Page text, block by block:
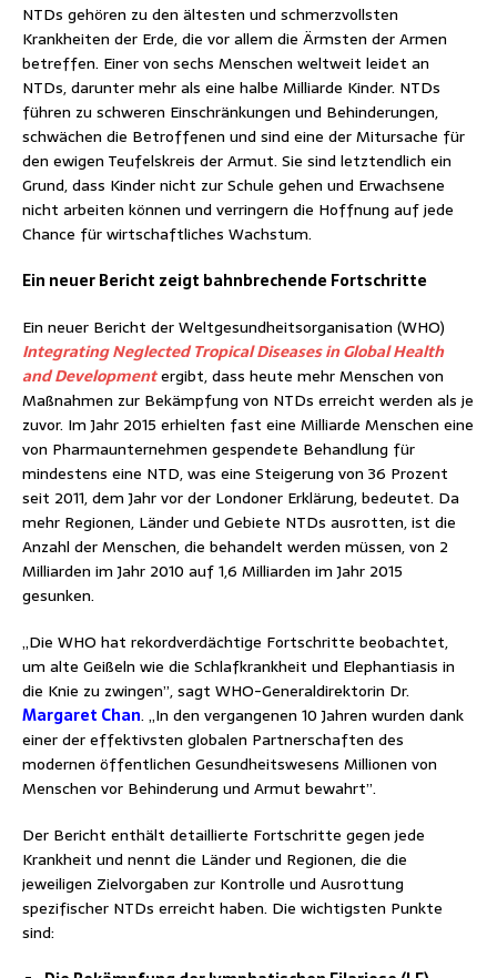
NTDs gehören zu den ältesten und schmerzvollsten
Krankheiten der Erde, die vor allem die Ärmsten der Armen
betreffen. Einer von sechs Menschen weltweit leidet an
NTDs, darunter mehr als eine halbe Milliarde Kinder. NTDs
führen zu schweren Einschränkungen und Behinderungen,
schwächen die Betroffenen und sind eine der Mitursache für
den ewigen Teufelskreis der Armut. Sie sind letztendlich ein
Grund, dass Kinder nicht zur Schule gehen und Erwachsene
nicht arbeiten können und verringern die Hoffnung auf jede
Chance für wirtschaftliches Wachstum.
Ein neuer Bericht zeigt bahnbrechende Fortschritte
Ein neuer Bericht der Weltgesundheitsorganisation (WHO)
Integrating Neglected Tropical Diseases in Global Health
and Developmentergibt, dass heute mehr Menschen von
Maßnahmen zur Bekämpfung von NTDs erreicht werden als je
zuvor. Im Jahr 2015 erhielten fast eine Milliarde Menschen eine
von Pharmaunternehmen gespendete Behandlung für
mindestens eine NTD, was eine Steigerung von 36 Prozent
seit 2011, dem Jahr vor der Londoner Erklärung, bedeutet. Da
mehr Regionen, Länder und Gebiete NTDs ausrotten, ist die
Anzahl der Menschen, die behandelt werden müssen, von 2
Milliarden im Jahr 2010 auf 1,6 Milliarden im Jahr 2015
gesunken.
„Die WHO hat rekordverdächtige Fortschritte beobachtet,
um alte Geißeln wie die Schlafkrankheit und Elephantiasis in
die Knie zu zwingen”, sagt WHO-Generaldirektorin Dr.
Margaret Chan. „In den vergangenen 10 Jahren wurden dank
einer der effektivsten globalen Partnerschaften des
modernen öffentlichen Gesundheitswesens Millionen von
Menschen vor Behinderung und Armut bewahrt”.
Der Bericht enthält detaillierte Fortschritte gegen jede
Krankheit und nennt die Länder und Regionen, die die
jeweiligen Zielvorgaben zur Kontrolle und Ausrottung
spezifischer NTDs erreicht haben. Die wichtigsten Punkte
sind: